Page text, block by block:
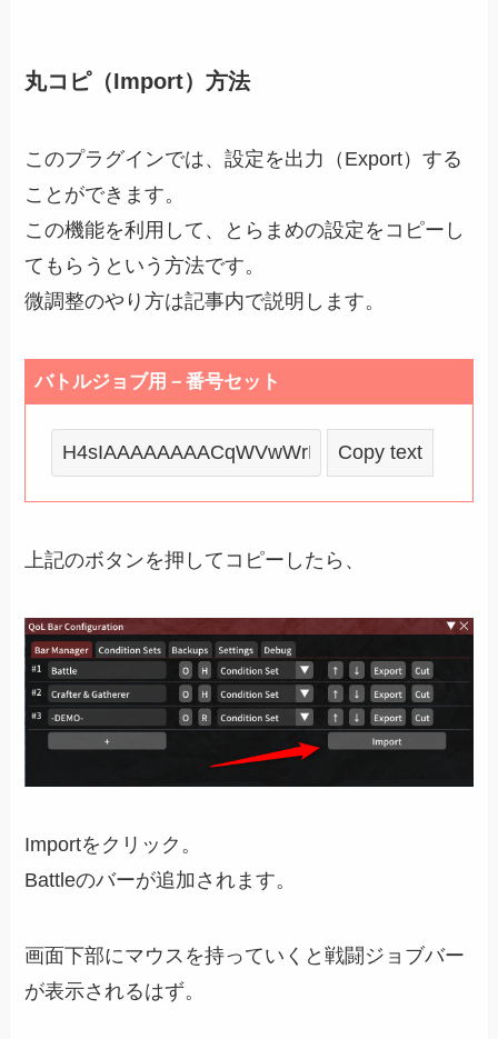
丸コピ（Import）方法
このプラグインでは、設定を出力（Export）する
ことができます。
この機能を利用して、とらまめの設定をコピーし
てもらうという方法です。
微調整のやり方は記事内で説明します。
バトルジョブ用－番号セット
Copy text
上記のボタンを押してコピーしたら、
Importをクリック。
Battleのバーが追加されます。
画面下部にマウスを持っていくと戦闘ジョブバー
が表示されるはず。